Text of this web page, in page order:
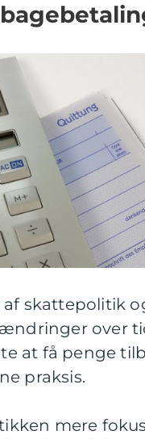
skattepolitik
over
at få penge
praksis.
mere